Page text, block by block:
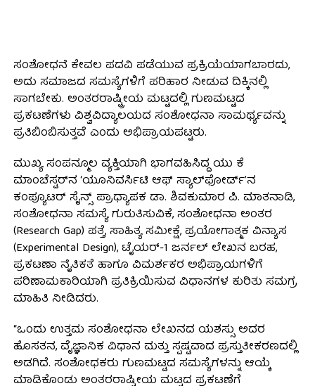
ಸಂಶೋಧನೆ ಕೇವಲ ಪದವಿ ಪಡೆಯುವ ಪ್ರಕ್ರಿಯೆಯಾಗಬಾರದು,
ಅದು ಸಮಾಜದ ಸಮಸ್ಯೆಗಳಿಗೆ ಪರಿಹಾರ ನೀಡುವ ದಿಕ್ಕಿನಲ್ಲಿ
ಸಾಗಬೇಕು. ಅಂತರರಾಷ್ಟ್ರೀಯ ಮಟ್ಟದಲ್ಲಿ ಗುಣಮಟ್ಟದ
ಪ್ರಕಟಣೆಗಳು ವಿಶ್ವವಿದ್ಯಾಲಯದ ಸಂಶೋಧನಾ ಸಾಮರ್ಥ್ಯವನ್ನು
ಪ್ರತಿಬಿಂಬಿಸುತ್ತವೆ ಎಂದು ಅಭಿಪ್ರಾಯಪಟ್ಟರು.
ಮುಖ್ಯ ಸಂಪನ್ಮೂಲ ವ್ಯಕ್ತಿಯಾಗಿ ಭಾಗವಹಿಸಿದ್ದ ಯು ಕೆ
ಮಾಂಚೆಸ್ಟರ್‌ನ ‘ಯೂನಿವರ್ಸಿಟಿ ಆಫ್ ಸ್ಯಾಲ್‌ಫೋರ್ಡ್’ನ
ಕಂಪ್ಯೂಟರ್ ಸೈನ್ಸ್ ಪ್ರಾಧ್ಯಾಪಕ ಡಾ. ಶಿವಕುಮಾರ ಪಿ. ಮಾತನಾಡಿ,
ಸಂಶೋಧನಾ ಸಮಸ್ಯೆ ಗುರುತಿಸುವಿಕೆ, ಸಂಶೋಧನಾ ಅಂತರ
(Research Gap) ಪತ್ತೆ, ಸಾಹಿತ್ಯ ಸಮೀಕ್ಷೆ, ಪ್ರಯೋಗಾತ್ಮಕ ವಿನ್ಯಾಸ
(Experimental Design), ಟೈಯರ್-1 ಜರ್ನಲ್ ಲೇಖನ ಬರಹ,
ಪ್ರಕಟಣಾ ನೈತಿಕತೆ ಹಾಗೂ ವಿಮರ್ಶಕರ ಅಭಿಪ್ರಾಯಗಳಿಗೆ
ಪರಿಣಾಮಕಾರಿಯಾಗಿ ಪ್ರತಿಕ್ರಿಯಿಸುವ ವಿಧಾನಗಳ ಕುರಿತು ಸಮಗ್ರ
ಮಾಹಿತಿ ನೀಡಿದರು.
“ಒಂದು ಉತ್ತಮ ಸಂಶೋಧನಾ ಲೇಖನದ ಯಶಸ್ಸು ಅದರ
ಹೊಸತನ, ವೈಜ್ಞಾನಿಕ ವಿಧಾನ ಮತ್ತು ಸ್ಪಷ್ಟವಾದ ಪ್ರಸ್ತುತೀಕರಣದಲ್ಲಿ
ಅಡಗಿದೆ. ಸಂಶೋಧಕರು ಗುಣಮಟ್ಟದ ಸಮಸ್ಯೆಗಳನ್ನು ಆಯ್ಕೆ
ಮಾಡಿಕೊಂಡು ಅಂತರರಾಷ್ಟ್ರೀಯ ಮಟ್ಟದ ಪ್ರಕಟಣೆಗೆ